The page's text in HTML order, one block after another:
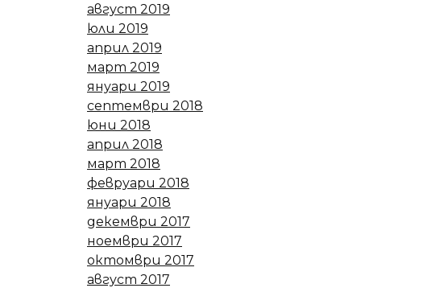
август 2019
юли 2019
април 2019
март 2019
януари 2019
септември 2018
юни 2018
април 2018
март 2018
февруари 2018
януари 2018
декември 2017
ноември 2017
октомври 2017
август 2017